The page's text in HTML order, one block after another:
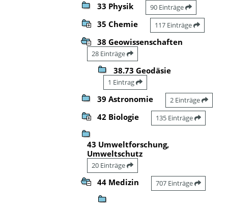
33 Physik 90 Einträge
35 Chemie 117 Einträge
38 Geowissenschaften
28 Einträge
38.73 Geodäsie
1 Eintrag
39 Astronomie 2 Einträge
42 Biologie 135 Einträge
43 Umweltforschung,
Umweltschutz
20 Einträge
44 Medizin 707 Einträge